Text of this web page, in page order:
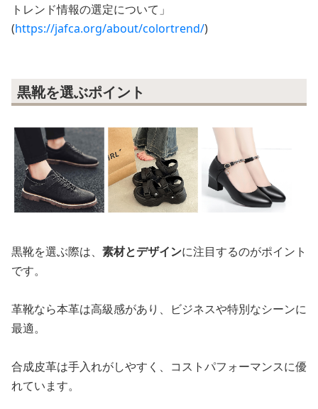
トレンド情報の選定について」
(https://jafca.org/about/colortrend/)
黒靴を選ぶポイント
黒靴を選ぶ際は、 素材とデザインに注目するのがポイント
です。
革靴なら本革は高級感があり、ビジネスや特別なシーンに
最適。
合成皮革は手入れがしやすく、コストパフォーマンスに優
れています。